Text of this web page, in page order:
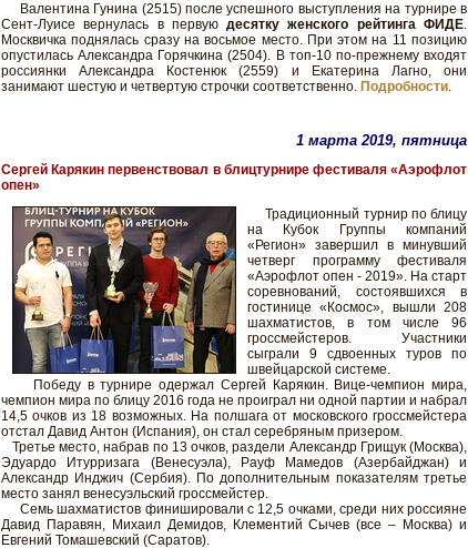
Валентина Гунина (2515) после успешного выступления на турнире в
Сент-Луисе вернулась в первуюдесятку женского рейтинга ФИДЕ.
Москвичка поднялась сразу на восьмое место. При этом на 11 позицию
опустилась Александра Горячкина (2504). В топ-10 по-прежнему входят
россиянки Александра Костенюк (2559) и Екатерина Лагно, они
занимают шестую и четвертую строчки соответственно. Подробности.
1 марта 2019, пятница
Сергей Карякин первенствовал в блицтурнире фестиваля «Аэрофлот
опен»
Традиционный турнир по блицу
на Кубок Группы компаний
«Регион» завершил в минувший
четверг программу фестиваля
«Аэрофлот опен - 2019». На старт
соревнований, состоявшихся в
гостинице «Космос», вышли 208
шахматистов, в том числе 96
гроссмейстеров. Участники
сыграли 9 сдвоенных туров по
швейцарской системе.
Победу в турнире одержал Сергей Карякин. Вице-чемпион мира,
чемпион мира по блицу 2016 года не проиграл ни одной партии и набрал
14,5 очков из 18 возможных. На полшага от московского гроссмейстера
отстал Давид Антон (Испания), он стал серебряным призером.
Третье место, набрав по 13 очков, раздели Александр Грищук (Москва),
Эдуардо Итурризага (Венесуэла), Рауф Мамедов (Азербайджан) и
Александр Инджич (Сербия). По дополнительным показателям третье
место занял венесуэльский гроссмейстер.
Семь шахматистов финишировали с 12,5 очками, среди них россияне
Давид Паравян, Михаил Демидов, Клементий Сычев (все – Москва) и
Евгений Томашевский (Саратов).